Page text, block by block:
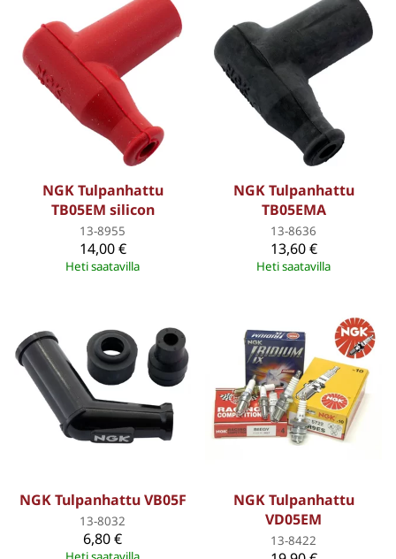
NGK Tulpanhattu
TB05EM silicon
13-8955
14,00 €
Heti saatavilla
NGK Tulpanhattu
TB05EMA
13-8636
13,60 €
Heti saatavilla
NGK Tulpanhattu VB05F
13-8032
6,80 €
NGK Tulpanhattu
VD05EM
13-8422